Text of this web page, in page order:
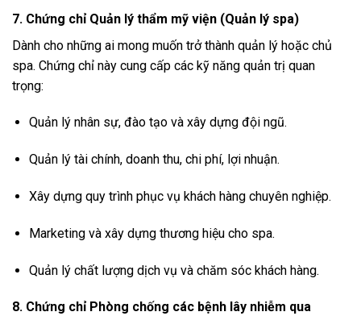
7. Chứng chỉ Quản lý thẩm mỹ viện (Quản lý spa)
Dành cho những ai mong muốn trở thành quản lý hoặc chủ
spa. Chứng chỉ này cung cấp các kỹ năng quản trị quan
trọng:
Quản lý nhân sự, đào tạo và xây dựng đội ngũ.
Quản lý tài chính, doanh thu, chi phí, lợi nhuận.
Xây dựng quy trình phục vụ khách hàng chuyên nghiệp.
Marketing và xây dựng thương hiệu cho spa.
Quản lý chất lượng dịch vụ và chăm sóc khách hàng.
8. Chứng chỉ Phòng chống các bệnh lây nhiễm qua